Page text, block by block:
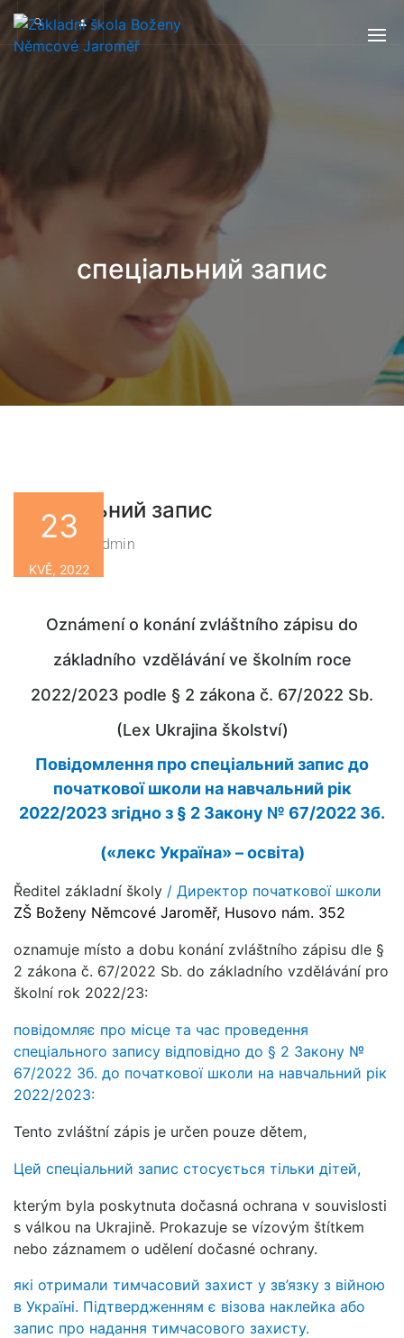
спеціальний запис
спеціальний запис
Zsbn-Admin
23
KVĚ, 2022
Oznámení o konání zvláštního zápisu do
základního vzdělávání ve školním roce
2022/2023 podle § 2 zákona č. 67/2022 Sb.
(Lex Ukrajina školství)
Повідомлення про спеціальний запис до
початкової школи на навчальний рік
2022/2023 згідно з § 2 Закону № 67/2022 Зб.
(«лекс Україна» – освіта)
Ředitel základní školy / Директор початкової школи
ZŠ Boženy Němcové Jaroměř, Husovo nám. 352
oznamuje místo a dobu konání zvláštního zápisu dle §
2 zákona č. 67/2022 Sb. do základního vzdělávání pro
školní rok 2022/23:
повідомляє про місце та час проведення
спеціального запису відповідно до § 2 Закону №
67/2022 Зб. до початкової школи на навчальний рік
2022/2023:
Tento zvláštní zápis je určen pouze dětem,
Цей спеціальний запис стосується тільки дітей,
kterým byla poskytnuta dočasná ochrana v souvislosti
s válkou na Ukrajině. Prokazuje se vízovým štítkem
nebo záznamem o udělení dočasné ochrany.
які отримали тимчасовий захист у зв’язку з війною
в Україні. Підтвердженням є візова наклейка або
запис про надання тимчасового захисту.